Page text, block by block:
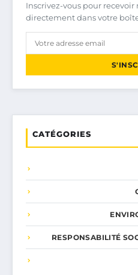
Inscrivez-vous pour recevoir
directement dans votre
CATÉGORIES
RESPONSABILITÉ